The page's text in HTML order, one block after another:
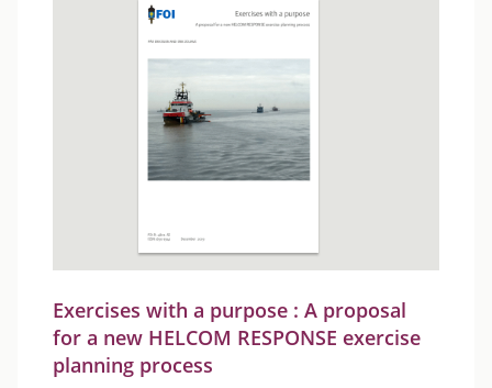
Exercises with a purpose : A proposal
for a new HELCOM RESPONSE exercise
planning process